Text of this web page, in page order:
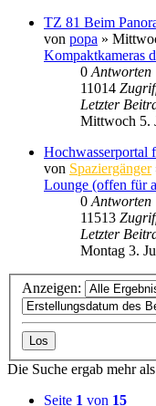
TZ 81 Beim
von popa »
Kompaktkameras
0 Antworten
11014
Letzter
Mittwoch 5.
Hochwasserportal
von Spaziergänger
Lounge (offen für
0 Antworten
11513
Letzter
Montag 3.
Anzeigen:
Die Suche ergab mehr
Seite 1 von 15